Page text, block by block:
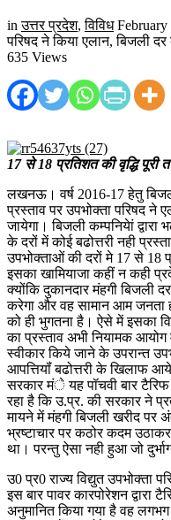
inउत्तर प्रदेश,विविध February
परिषद ने किया एलान, बिजली दर
635 Views
17 से 18 प्रतिशत की वृद्धि पूरी
लखनऊ। वर्ष 2016-17 हेतु बिजली
प्रस्ताव पर उपभोक्ता परिषद ने
जायेगा। बिजली कम्पनियेां
के दरों में कोई बढोत्तरी नही
उपभोक्ताओं की दरों मे 17 से 18
इसका खामियाजा कहीं न कही
क्योंकि दुकानदार मंहगी बिजली
करेगा और वह सामान आम जनता
को ही भुगतना है। ऐसे में इसका
का प्रस्ताव अभी नियामक आयोग
स्वीकार किये जाने के उपरान्त
आपत्तियॉं बढोत्तरी के खिलाफ
सरकार मंे यह पॉचवी बार टैरिफ
रहा है कि उ.प्र. की सरकार ने
मायने में मंहगी बिजली खरीद
भ्रष्टाचार पर कठोर कदम
था। परन्तु ऐसा नही हुआ जो
उ0 प्र0 राज्य विद्युत उपभोक्ता
इस बार पावर कारपोरेशन द्वारा
अनुमानित किया गया है वह